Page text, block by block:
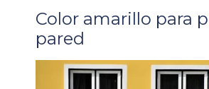
Color amarillo para
pared